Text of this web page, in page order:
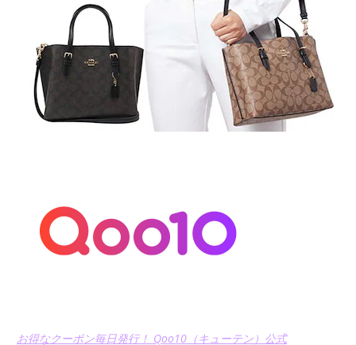
お得なクーポン毎日発行！ Qoo10（キューテン）公式